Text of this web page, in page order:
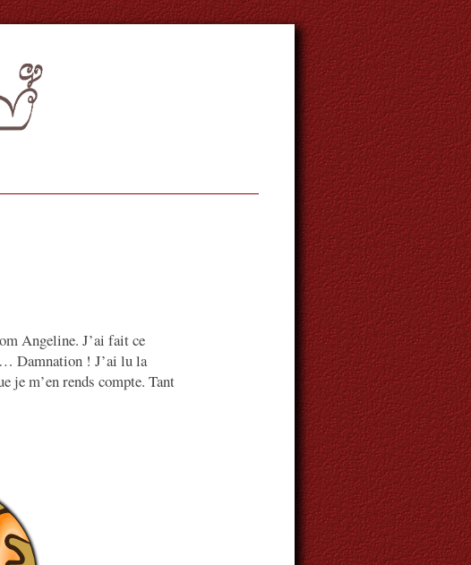
Angeline. J’ai fait ce
Damnation ! J’ai lu la
je m’en rends compte. Tant